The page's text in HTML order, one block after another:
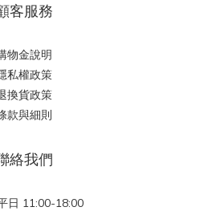
客服務
物金說明
私權政策
換貨政策
款與細則
絡我們
日 11:00-18:00